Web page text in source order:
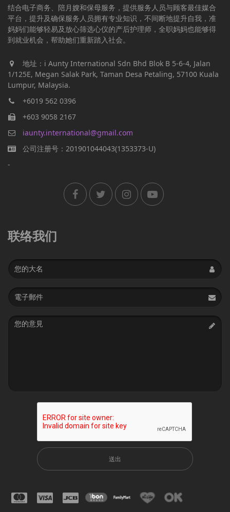
结合电子商务、陪月嫂和保母服务，提供服务人员与顾客最佳媒合
平台，提升及确保服务人员拥有专业知识，不间断地提升自我，准
妈妈们能够轻易及放心筛选心仪的产后护理师，全职妈妈也能够得
到就业机会，帮助她们重新踏入社会。
地址：i Aunty International Sdn Bhd Blok B 5-6-4, Jalan
1/125E, Megan Salak Park, Taman Desa Petaling, 57100 Kuala
Lumpur, Malaysia.
+6019 562 0396
+603 9058 2167
iaunty.international@gmail.com
公司注册号：201901044043(1353373-U)
-
联络我们
Name
Email
address
Message
送出